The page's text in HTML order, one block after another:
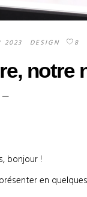
2023 DESIGN 8
notre
—
bonjour !
en